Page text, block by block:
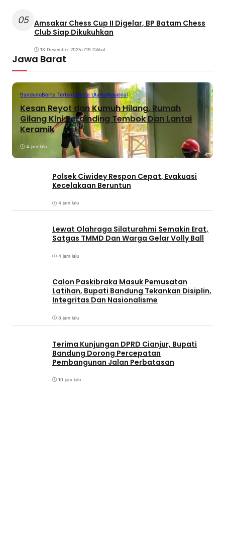
05 Amsakar Chess Cup II Digelar, BP Batam Chess
Club Siap Dikukuhkan
13 Desember 2025•719 Dilihat
Jawa Barat
BandungBerita TerbaruBerita UtamaNasional
Kesan Reyot dan Kumuh Hilang, Rumah
Gilang Kini Berdinding Tembok Dan Lantai
Keramik
4 jam lalu
Polsek Ciwidey Respon Cepat, Evakuasi
Kecelakaan Beruntun
4 jam lalu
Lewat Olahraga Silaturahmi Semakin Erat,
Satgas TMMD Dan Warga Gelar Volly Ball
4 jam lalu
Calon Paskibraka Masuk Pemusatan
Latihan, Bupati Bandung Tekankan Disiplin,
Integritas Dan Nasionalisme
8 jam lalu
Terima Kunjungan DPRD Cianjur, Bupati
Bandung Dorong Percepatan
Pembangunan Jalan Perbatasan
10 jam lalu